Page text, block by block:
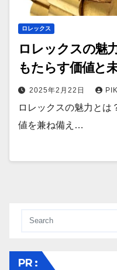
ロレックス
ロレックスの魅
もたらす価値と
2025年2月22日
ロレックスの魅力とは
値を兼ね備え…
PR :